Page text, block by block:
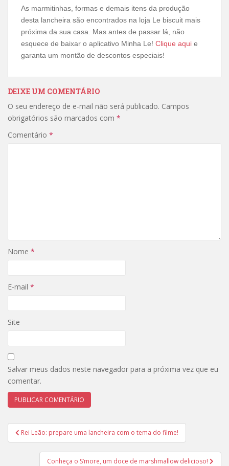
As marmitinhas, formas e demais itens da produção
desta lancheira são encontrados na loja Le biscuit mais
próxima da sua casa. Mas antes de passar lá, não
esquece de baixar o aplicativo Minha Le! Clique aqui e
garanta um montão de descontos especiais!
DEIXE UM COMENTÁRIO
O seu endereço de e-mail não será publicado. Campos
obrigatórios são marcados com *
Comentário *
Nome *
E-mail *
Site
Salvar meus dados neste navegador para a próxima vez que eu
comentar.
Navegação
de
Rei Leão: prepare uma lancheira com o tema do filme!
Conheça o S’more, um doce de marshmallow delicioso!